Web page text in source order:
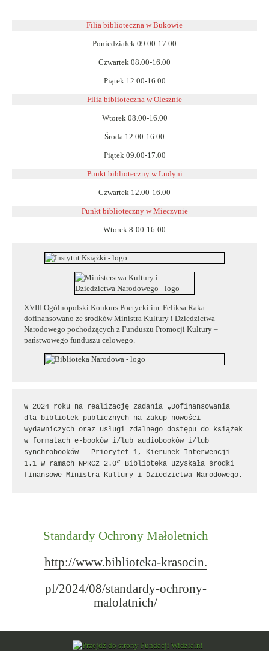
Filia biblioteczna w Bukowie
Poniedziałek 09.00-17.00
Czwartek 08.00-16.00
Piątek 12.00-16.00
Filia biblioteczna w Olesznie
Wtorek 08.00-16.00
Środa 12.00-16.00
Piątek 09.00-17.00
Punkt biblioteczny w Ludyni
Czwartek 12.00-16.00
Punkt biblioteczny w Mieczynie
Wtorek 8:00-16:00
XVIII Ogólnopolski Konkurs Poetycki im. Feliksa Raka
dofinansowano ze środków Ministra Kultury i Dziedzictwa
Narodowego pochodzących z Funduszu Promocji Kultury –
państwowego funduszu celowego.
W 2024 roku na realizację zadania „Dofinansowania
dla bibliotek publicznych na zakup nowości
wydawniczych oraz usługi zdalnego dostępu do książek
w formatach e-booków i/lub audiobooków i/lub
synchrobooków – Priorytet 1, Kierunek Interwencji
1.1 w ramach NPRCz 2.0” Biblioteka uzyskała środki
finansowe Ministra Kultury i Dziedzictwa Narodowego.
Standardy Ochrony Małoletnich
http://www.biblioteka-krasocin.
pl/2024/08/standardy-ochrony-
malolatnich/